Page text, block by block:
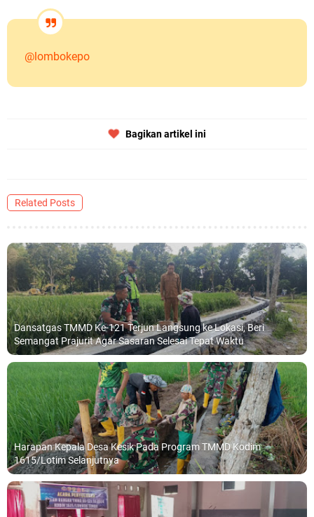
@lombokepo
Bagikan artikel ini
Related Posts
Dansatgas TMMD Ke-121 Terjun Langsung ke Lokasi, Beri
Semangat Prajurit Agar Sasaran Selesai Tepat Waktu
Harapan Kepala Desa Kesik Pada Program TMMD Kodim
1615/Lotim Selanjutnya